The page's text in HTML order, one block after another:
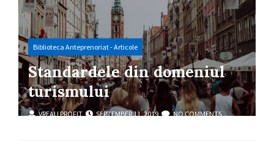
Biblioteca Anteprenoriat - Articole
Standardele din domeniul
turismului
VREAU PROFIT SEPTEMBER 11, 2019 NO COMMENTS